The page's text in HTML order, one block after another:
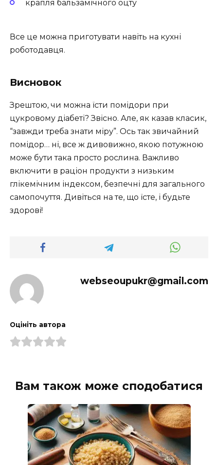
крапля бальзамічного оцту
Все це можна приготувати навіть на кухні
роботодавця.
Висновок
Зрештою, чи можна їсти помідори при
цукровому діабеті? Звісно. Але, як казав класик,
“завжди треба знати міру”. Ось так звичайний
помідор… ні, все ж дивовижно, якою потужною
може бути така просто рослина. Важливо
включити в раціон продукти з низьким
глікемічним індексом, безпечні для загального
самопочуття. Дивіться на те, що їсте, і будьте
здорові!
webseoupukr@gmail.com
Оцініть автора
Вам також може сподобатися